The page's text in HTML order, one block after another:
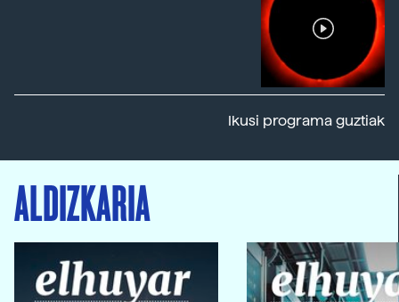
Ikusi programa guztiak
ALDIZKARIA